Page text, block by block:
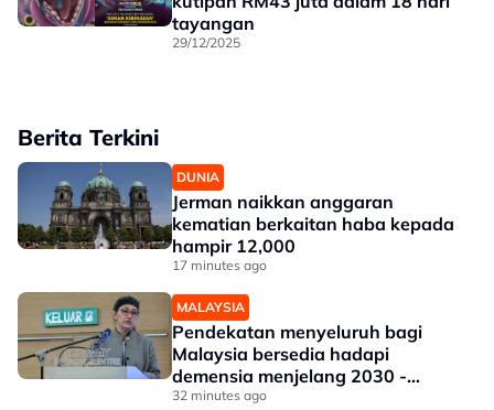
tayangan
29/12/2025
Berita Terkini
DUNIA
Jerman naikkan anggaran
kematian berkaitan haba kepada
hampir 12,000
17 minutes ago
MALAYSIA
Pendekatan menyeluruh bagi
Malaysia bersedia hadapi
demensia menjelang 2030 -
Hanifah
32 minutes ago